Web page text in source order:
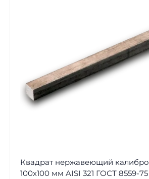
Квадрат нержавеющий
100х100 мм AISI 321 ГОСТ 8559-75